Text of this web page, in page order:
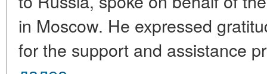
in Moscow. He expressed
for the support and assistance